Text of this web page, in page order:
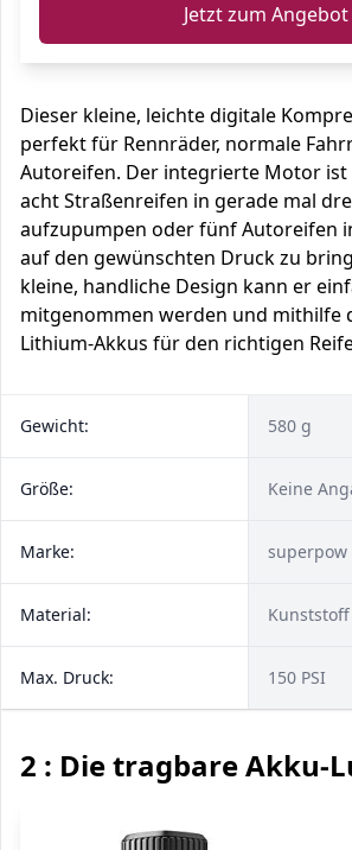
Jetzt zum Angebot
Dieser kleine, leichte digitale
perfekt für Rennräder, normale
Autoreifen. Der integrierte Motor ist
acht Straßenreifen in gerade mal
aufzupumpen oder fünf Autoreifen
auf den gewünschten Druck zu
kleine, handliche Design kann er
mitgenommen werden und mithilfe
Lithium-Akkus für den richtigen
Gewicht: 580 g
Größe: Keine
Marke: ‎superpow
Material: Kunststoff
Max. Druck: 150 PSI
2 : Die tragbare Akku-